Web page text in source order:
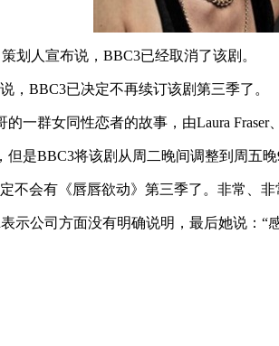
划人宣布说，BBC3已经取消了该剧。
，BBC3已决定不再续订该剧第三季了。
群女同性恋者的故事，由Laura Fraser、
但是BBC3将该剧从周二晚间调整到周五
不会有《唇唇欲动》第三季了。非常、
示公司方面没有明确说明，最后她说：“